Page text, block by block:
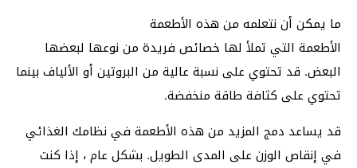
ما يمكن أن نتعلمه من هذه الأطعمة
الأطعمة التي تملأ لها خصائص فريدة من نوعها لبعضها
البعض. قد تحتوي على نسبة عالية من البروتين أو الألياف بينما
تحتوي على كثافة طاقة منخفضة.
قد يساعد دمج المزيد من هذه الأطعمة في نظامك الغذائي
في إنقاص الوزن على المدى الطويل. بشكل عام ، إذا كنت